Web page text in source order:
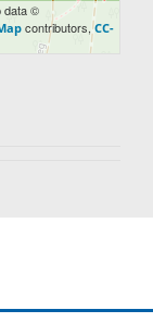
data ©
contributors,CC-